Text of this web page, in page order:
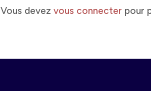
Vous devezvous connecter pour